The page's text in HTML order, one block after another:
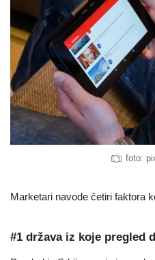
foto:
Marketari navode četiri faktora
#1 država iz koje pregled